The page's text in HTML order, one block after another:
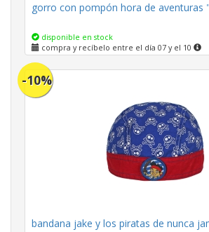
gorro con pompón hora de aventuras
disponible en stock
compra y recíbelo entre el día 07 y el 10
-10%
bandana jake y los piratas de nunca